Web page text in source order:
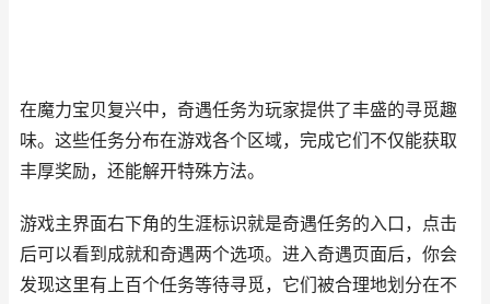
在魔力宝贝复兴中，奇遇任务为玩家提供了丰盛的寻觅趣
味。这些任务分布在游戏各个区域，完成它们不仅能获取
丰厚奖励，还能解开特殊方法。
游戏主界面右下角的生涯标识就是奇遇任务的入口，点击
后可以看到成就和奇遇两个选项。进入奇遇页面后，你会
发现这里有上百个任务等待寻觅，它们被合理地划分在不